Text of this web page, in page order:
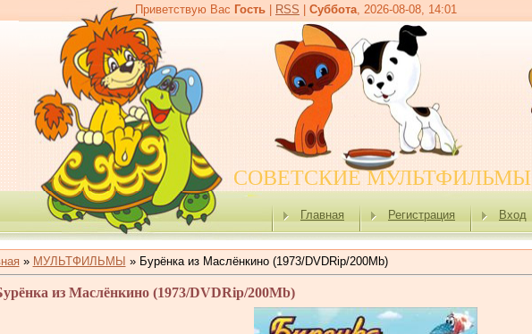
Приветствую Вас Гость RSS Суббота, 2026-08-08, 14:01
СОВЕТСКИЕ МУЛЬТФИЛЬМЫ
Главная Регистрация Вход
» МУЛЬТФИЛЬМЫ » Бурёнка из Маслёнкино (1973/DVDRip/200Mb)
из Маслёнкино (1973/DVDRip/200Mb)